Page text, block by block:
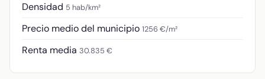
Densidad 5 hab/km²
Precio medio del municipio 1256 €/m²
Renta media 30.835 €